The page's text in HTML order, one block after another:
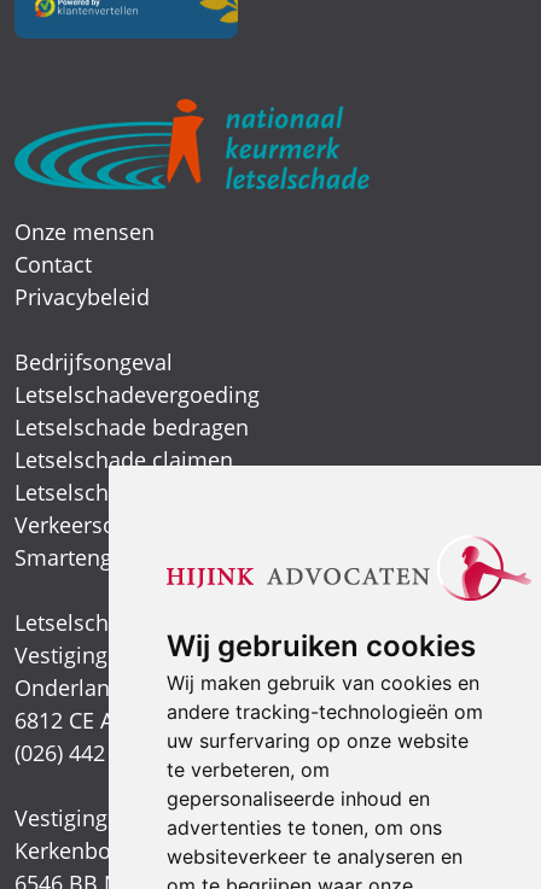
Wij gebruiken cookies
Wij maken gebruik van cookies en
andere tracking-technologieën om
uw surfervaring op onze website
te verbeteren, om
gepersonaliseerde inhoud en
advertenties te tonen, om ons
websiteverkeer te analyseren en
Onze mensen
Contact
Privacybeleid
Bedrijfsongeval
Letselschadevergoeding
Letselschade bedragen
Letselschade claimen
Letselschade expert
Verkeersongeval
Smartengeld
Letselschadespecialist
Vestiging Arnhem
Onderlangs 1
6812 CE Arnhem
(026) 442 39 13
Vestiging Nijmegen
Kerkenbos 1021
6546 BB Nijmegen